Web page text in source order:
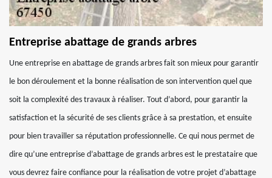
Entreprise abattage de grands arbres
Une entreprise en abattage de grands arbres fait son mieux pour garantir
le bon déroulement et la bonne réalisation de son intervention quel que
soit la complexité des travaux à réaliser. Tout d’abord, pour garantir la
satisfaction et la sécurité de ses clients grâce à sa prestation, et ensuite
pour bien travailler sa réputation professionnelle. Ce qui nous permet de
dire qu’une entreprise d’abattage de grands arbres est le prestataire que
vous devrez faire confiance pour la réalisation de votre projet d’abattage